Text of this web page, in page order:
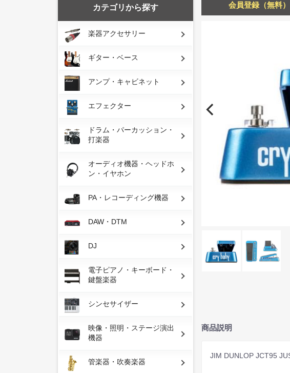
カテゴリから探す
楽器アクセサリー
ギター・ベース
アンプ・キャビネット
エフェクター
ドラム・パーカッション・
打楽器
オーディオ機器・ヘッドホ
ン・イヤホン
PA・レコーディング機器
DAW・DTM
DJ
電子ピアノ・キーボード・
鍵盤楽器
シンセサイザー
映像・照明・ステージ演出
機器
管楽器・吹奏楽器
会員登録（無料
商品説明
JIM DUNLOP JCT95